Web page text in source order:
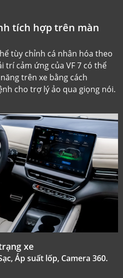
tích hợp trên màn
tùy chỉnh cá nhân hóa theo
trí cảm ứng của VF 7có thể
trên xe bằng cách
cho trợ lý ảo qua giọng nói.
lốp, Camera 360.